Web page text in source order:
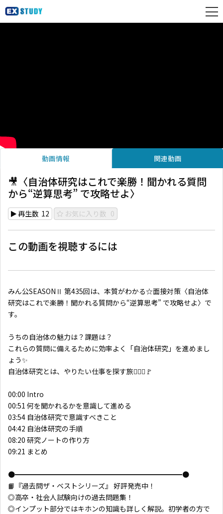
動画情報 関連動画
🎥〈自治体研究はこれで楽勝！聞かれる質問
から“逆算思考” で攻略せよ〉
再生数 12 お気に入り数 0
この動画を視聴するには
みん公SEASONⅡ 第435回は、本質がわかる☆面接対策〈自治体
研究はこれで楽勝！聞かれる質問から“逆算思考” で攻略せよ〉で
す。
うちの自治体の魅力は？課題は？
これらの質問に備えるために効率よく「自治体研究」を進めまし
ょう✨
自治体研究とは、やりたい仕事を探す旅🙋🏼‍♂️🚩
00:00 Intro
00:51 何を聞かれるかを意識して進める
03:54 自治体研究で意識すべきこと
04:42 自治体研究の手順
08:20 研究ノートの作り方
09:21 まとめ
●━━━━━━━━━━━━━━━━━━━━━━━━●
📙『過去問ザ・ベストシリーズ』 好評発売中！
◎高卒・社会人試験向けの過去問題集！
◎インプット部分ではキホンの知識も詳しく解説。初学者の方で